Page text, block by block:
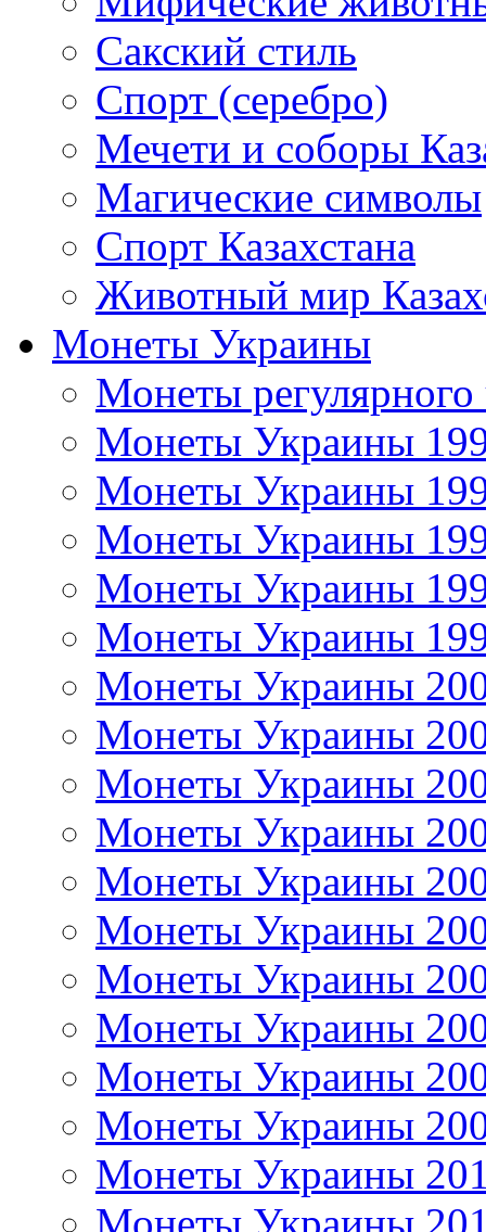
Сакский стиль
Спорт (серебро)
Мечети и соборы
Магические символы
Спорт Казахстана
Животный мир
Монеты Украины
Монеты регулярного
Монеты Украины
Монеты Украины
Монеты Украины
Монеты Украины
Монеты Украины
Монеты Украины
Монеты Украины
Монеты Украины
Монеты Украины
Монеты Украины
Монеты Украины
Монеты Украины
Монеты Украины
Монеты Украины
Монеты Украины
Монеты Украины